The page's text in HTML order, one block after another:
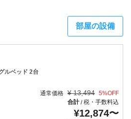
部屋の設備
ルベッド 2台
通常価格 ¥ 13,494 5%OFF
合計/税・手数料込
¥12,874〜